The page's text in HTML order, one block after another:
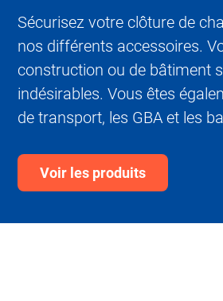
Sécurisez votre clôture de
nos différents accessoires.
construction ou de bâtiment
indésirables. Vous êtes
de transport, les GBA et les
Voir les produits